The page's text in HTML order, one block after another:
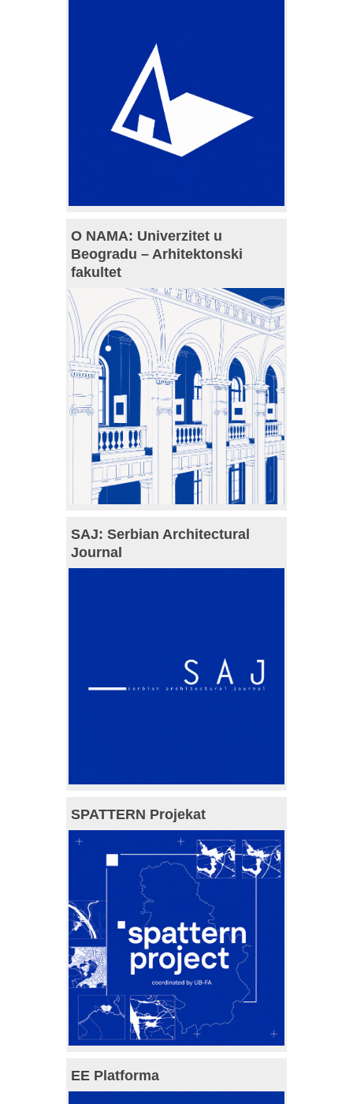
O NAMA: Univerzitet u
Beogradu – Arhitektonski
fakultet
SAJ: Serbian Architectural
Journal
SPATTERN Projekat
EE Platforma